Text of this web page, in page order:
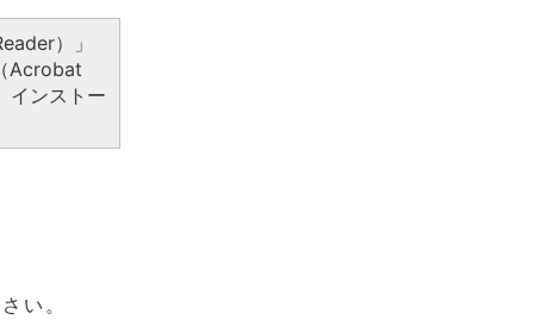
）」
Acrobat
インストー
い。